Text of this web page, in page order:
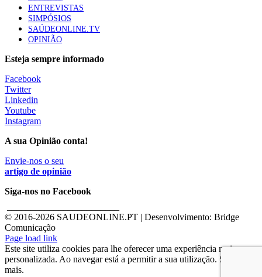
ENTREVISTAS
SIMPÓSIOS
SAÚDEONLINE.TV
OPINIÃO
Esteja sempre informado
Facebook
Twitter
Linkedin
Youtube
Instagram
A sua Opinião conta!
Envie-nos o seu
artigo de opinião
Siga-nos no Facebook
© 2016-2026 SAUDEONLINE.PT | Desenvolvimento: Bridge
Comunicação
Page load link
Este site utiliza cookies para lhe oferecer uma experiência mais
personalizada. Ao navegar está a permitir a sua utilização. Saber
mais.